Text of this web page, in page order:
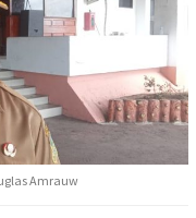
Amrauw